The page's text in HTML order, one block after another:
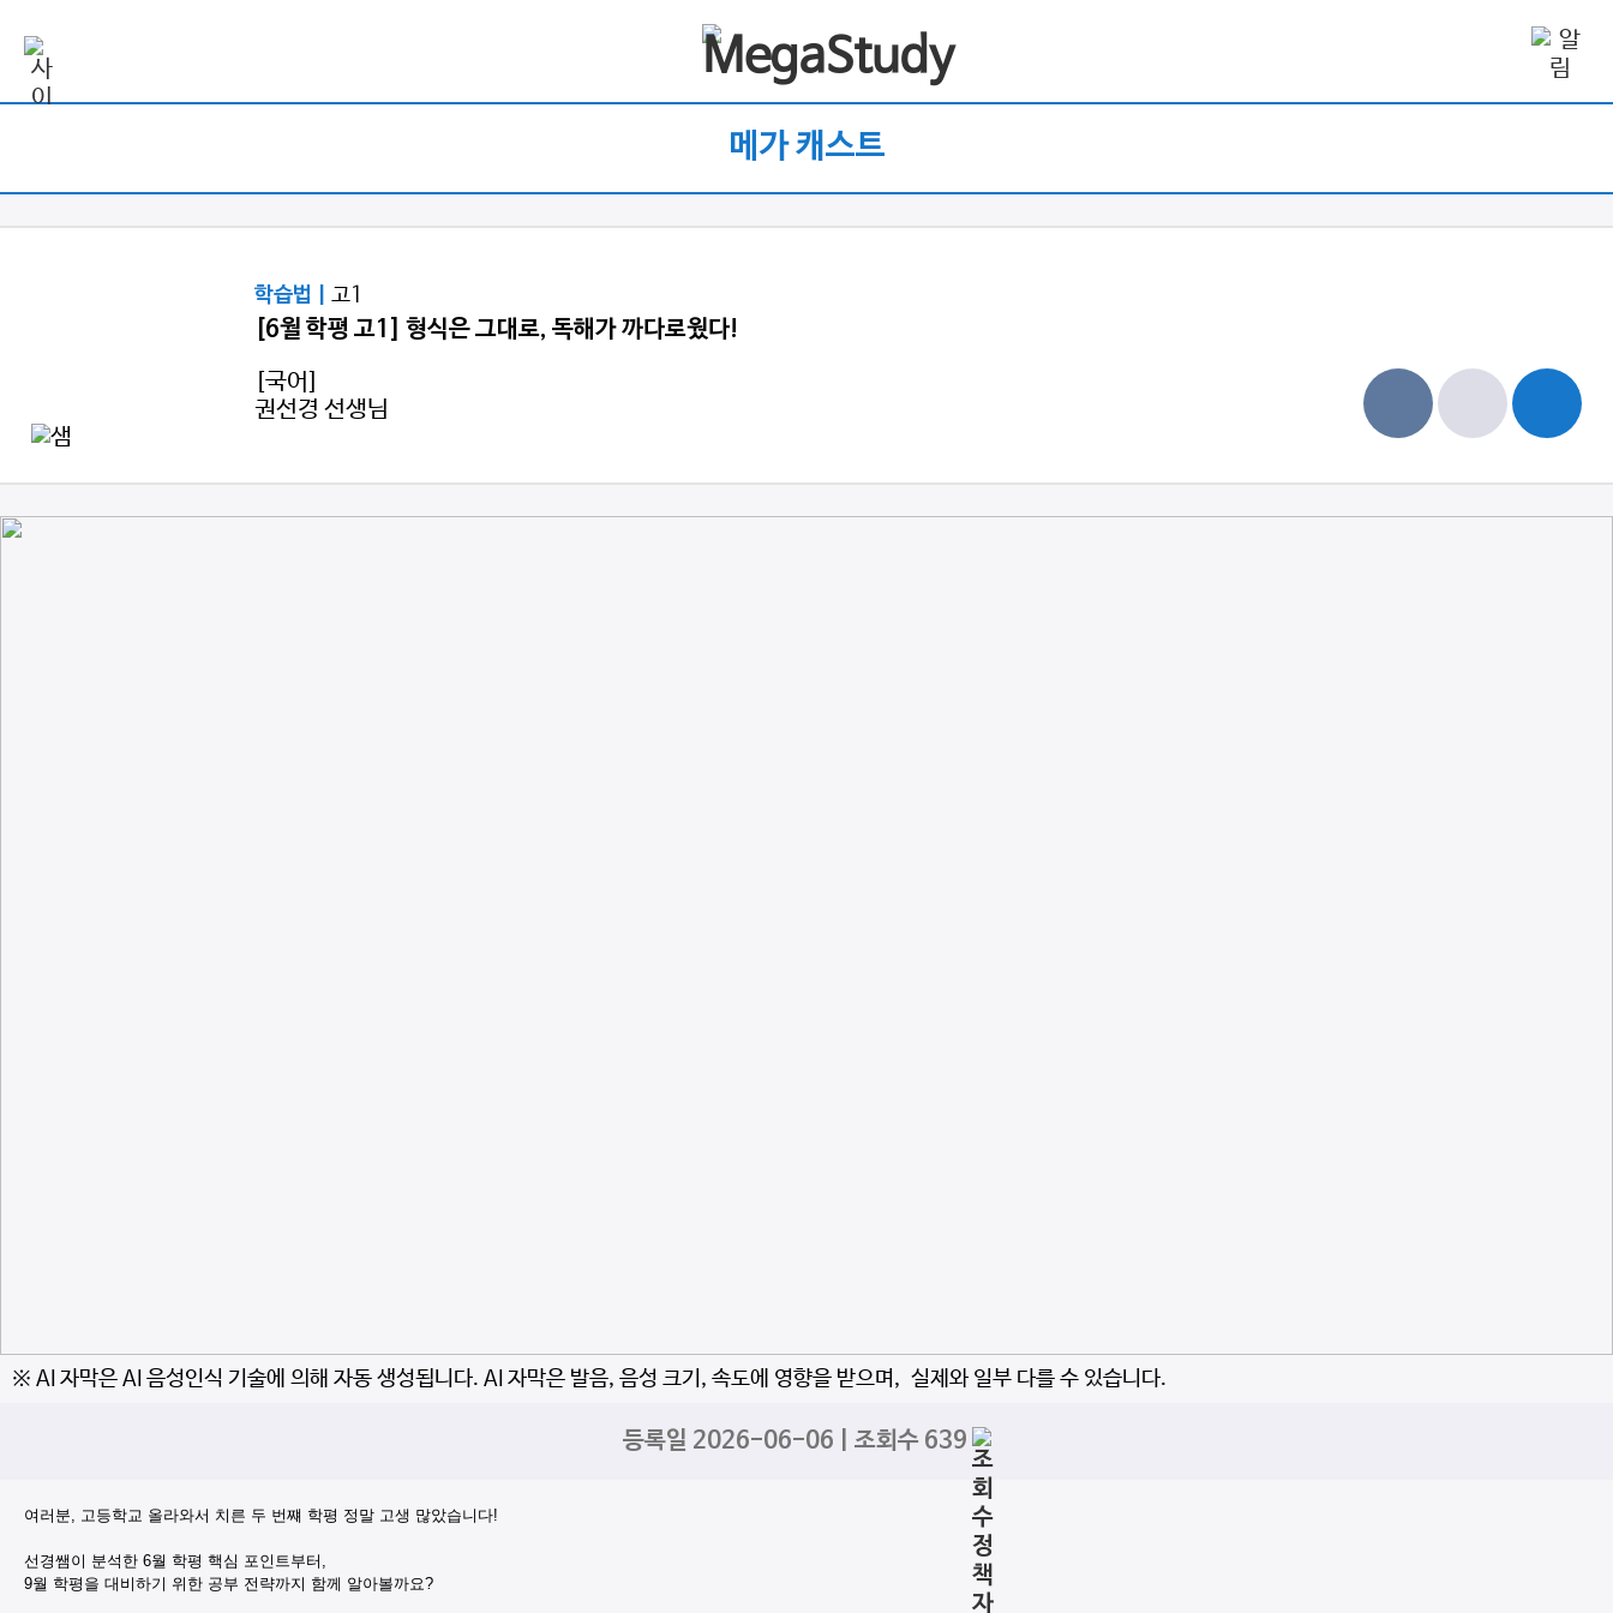
메가 캐스트
학습법 | 고1
[6월 학평 고1] 형식은 그대로, 독해가 까다로웠다!
[국어]
권선경 선생님
※ AI 자막은 AI 음성인식 기술에 의해 자동 생성됩니다. AI 자막은 발음, 음성 크기, 속도에 영향을 받으며, 실제와 일부 다를 수 있습니다.
등록일 2026-06-06 | 조회수 639
여러분, 고등학교 올라와서 치른 두 번쨰 학평 정말 고생 많았습니다!
선경쌤이 분석한 6월 학평 핵심 포인트부터,
9월 학평을 대비하기 위한 공부 전략까지 함께 알아볼까요?